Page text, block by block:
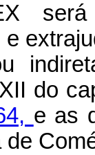
será
do
e as